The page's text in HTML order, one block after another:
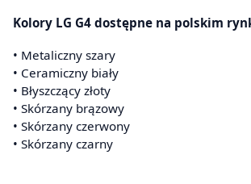
Kolory LG G4 dostępne na polskim
• Metaliczny szary
• Ceramiczny biały
• Błyszczący złoty
• Skórzany brązowy
• Skórzany czerwony
• Skórzany czarny